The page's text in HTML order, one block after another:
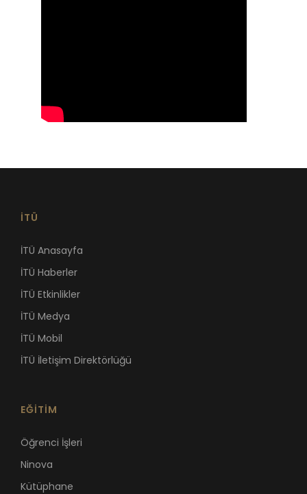
İTÜ
İTÜ Anasayfa
İTÜ Haberler
İTÜ Etkinlikler
İTÜ Medya
İTÜ Mobil
İTÜ İletişim Direktörlüğü
EĞİTİM
Öğrenci İşleri
Ninova
Kütüphane